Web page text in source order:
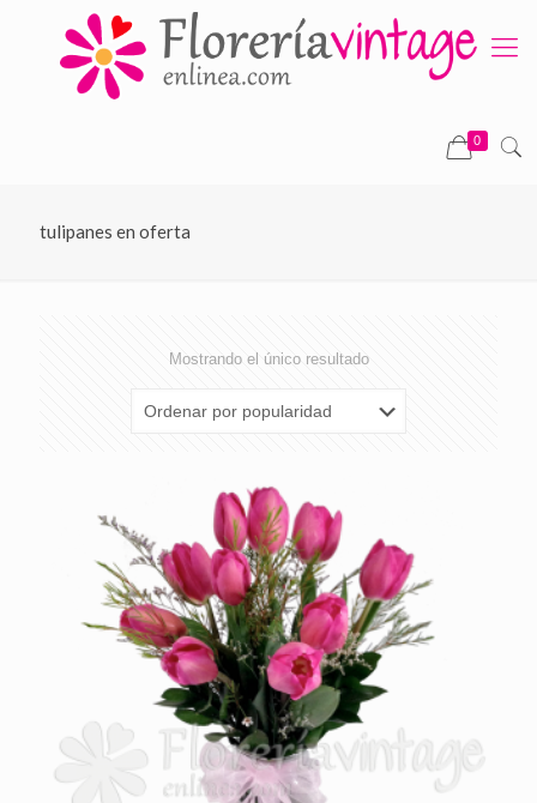
0
tulipanes en oferta
Mostrando el único resultado